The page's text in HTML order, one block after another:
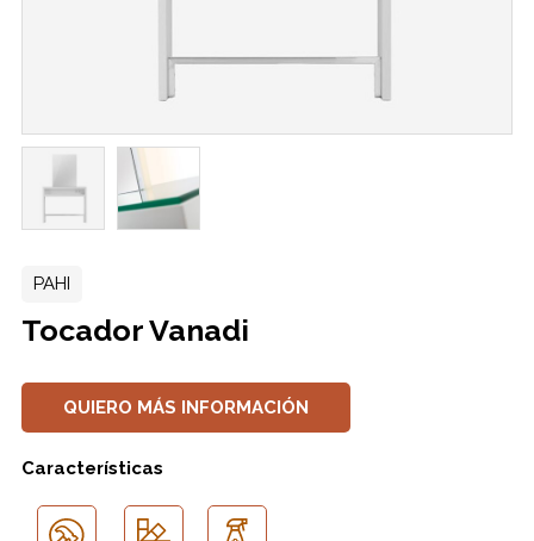
PAHI
Tocador Vanadi
QUIERO MÁS INFORMACIÓN
Características